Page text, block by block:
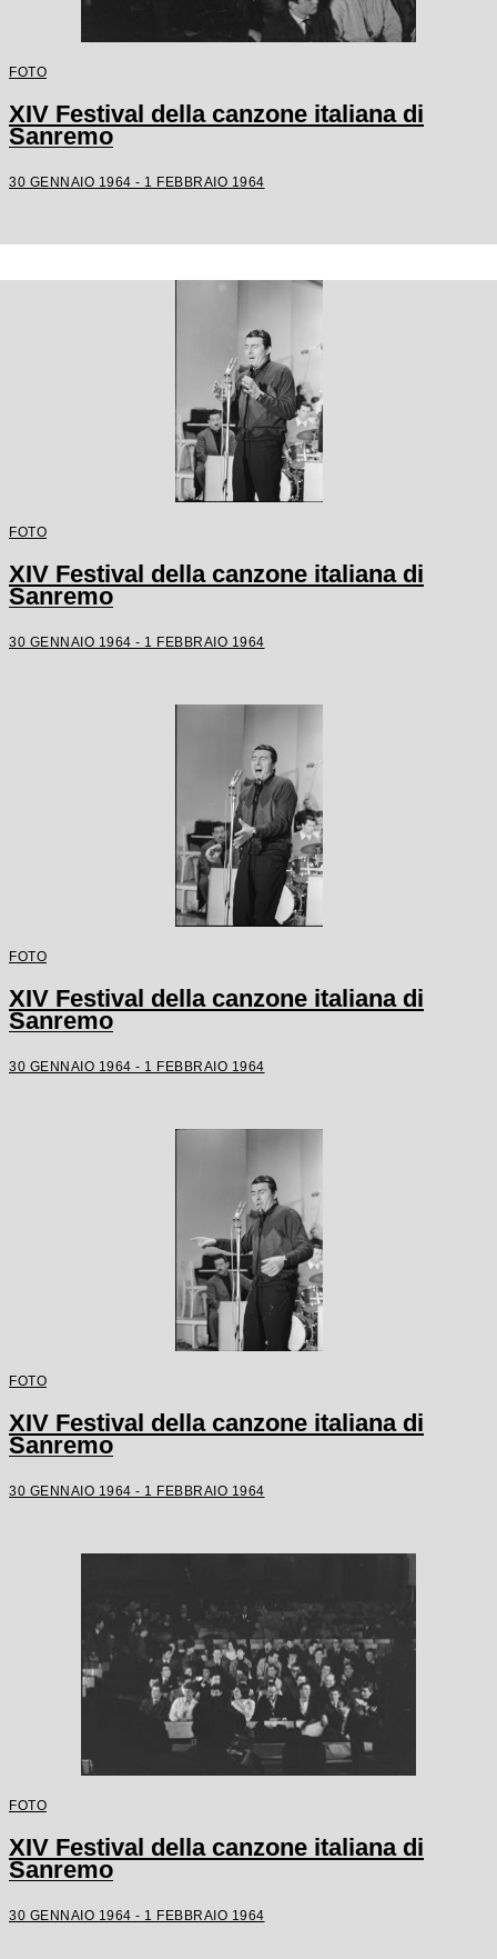
FOTO
XIV Festival della canzone italiana di
Sanremo
30 GENNAIO 1964 - 1 FEBBRAIO 1964
FOTO
XIV Festival della canzone italiana di
Sanremo
30 GENNAIO 1964 - 1 FEBBRAIO 1964
FOTO
XIV Festival della canzone italiana di
Sanremo
30 GENNAIO 1964 - 1 FEBBRAIO 1964
FOTO
XIV Festival della canzone italiana di
Sanremo
30 GENNAIO 1964 - 1 FEBBRAIO 1964
FOTO
XIV Festival della canzone italiana di
Sanremo
30 GENNAIO 1964 - 1 FEBBRAIO 1964